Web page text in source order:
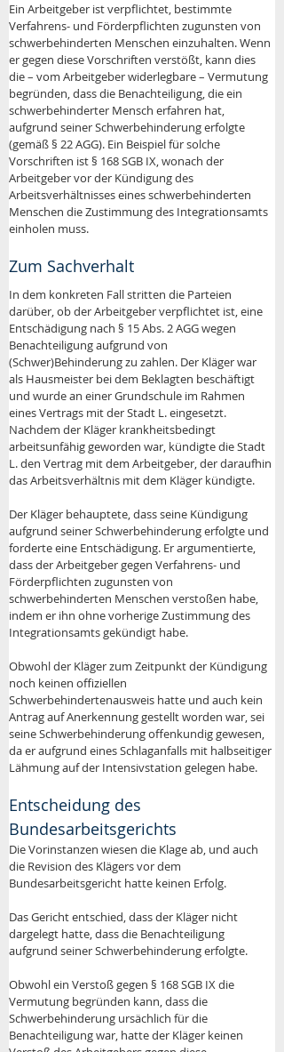
Ein Arbeitgeber ist verpflichtet, bestimmte
Verfahrens- und Förderpflichten zugunsten von
schwerbehinderten Menschen einzuhalten. Wenn
er gegen diese Vorschriften verstößt, kann dies
die – vom Arbeitgeber widerlegbare – Vermutung
begründen, dass die Benachteiligung, die ein
schwerbehinderter Mensch erfahren hat,
aufgrund seiner Schwerbehinderung erfolgte
(gemäß § 22 AGG). Ein Beispiel für solche
Vorschriften ist § 168 SGB IX, wonach der
Arbeitgeber vor der Kündigung des
Arbeitsverhältnisses eines schwerbehinderten
Menschen die Zustimmung des Integrationsamts
einholen muss.
Zum Sachverhalt
In dem konkreten Fall stritten die Parteien
darüber, ob der Arbeitgeber verpflichtet ist, eine
Entschädigung nach § 15 Abs. 2 AGG wegen
Benachteiligung aufgrund von
(Schwer)Behinderung zu zahlen. Der Kläger war
als Hausmeister bei dem Beklagten beschäftigt
und wurde an einer Grundschule im Rahmen
eines Vertrags mit der Stadt L. eingesetzt.
Nachdem der Kläger krankheitsbedingt
arbeitsunfähig geworden war, kündigte die Stadt
L. den Vertrag mit dem Arbeitgeber, der daraufhin
das Arbeitsverhältnis mit dem Kläger kündigte.
Der Kläger behauptete, dass seine Kündigung
aufgrund seiner Schwerbehinderung erfolgte und
forderte eine Entschädigung. Er argumentierte,
dass der Arbeitgeber gegen Verfahrens- und
Förderpflichten zugunsten von
schwerbehinderten Menschen verstoßen habe,
indem er ihn ohne vorherige Zustimmung des
Integrationsamts gekündigt habe.
Obwohl der Kläger zum Zeitpunkt der Kündigung
noch keinen offiziellen
Schwerbehindertenausweis hatte und auch kein
Antrag auf Anerkennung gestellt worden war, sei
seine Schwerbehinderung offenkundig gewesen,
da er aufgrund eines Schlaganfalls mit halbseitiger
Lähmung auf der Intensivstation gelegen habe.
Entscheidung des
Bundesarbeitsgerichts
Die Vorinstanzen wiesen die Klage ab, und auch
die Revision des Klägers vor dem
Bundesarbeitsgericht hatte keinen Erfolg.
Das Gericht entschied, dass der Kläger nicht
dargelegt hatte, dass die Benachteiligung
aufgrund seiner Schwerbehinderung erfolgte.
Obwohl ein Verstoß gegen § 168 SGB IX die
Vermutung begründen kann, dass die
Schwerbehinderung ursächlich für die
Benachteiligung war, hatte der Kläger keinen